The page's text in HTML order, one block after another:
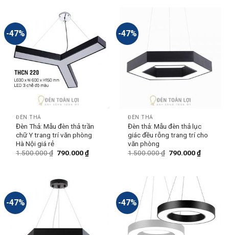
-47%
ĐÈN THẢ
Đèn Thả: Mẫu đèn thả trần
chữ Y trang trí văn phòng
Hà Nội giá rẻ
1.500.000₫ 790.000₫
-47%
ĐÈN THẢ
Đèn thả: Mẫu đèn thả lục
giác đều rỗng trang trí cho
văn phòng
1.500.000₫ 790.000₫
-47% -47%